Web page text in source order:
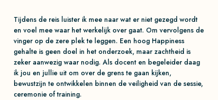
Tijdens de reis luister ik mee naar wat er niet gezegd wordt
en voel mee waar het werkelijk over gaat. Om vervolgens de
vinger op de zere plek te leggen. Een hoog Happiness
gehalte is geen doel in het onderzoek, maar zachtheid is
zeker aanwezig waar nodig. Als docent en begeleider daag
ik jou en jullie uit om over de grens te gaan kijken,
bewustzijn te ontwikkelen binnen de veiligheid van de sessie,
ceremonie of training.